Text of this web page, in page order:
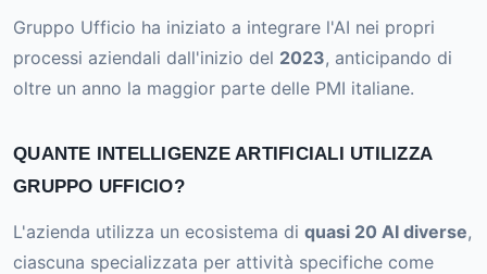
Gruppo Ufficio ha iniziato a integrare l'AI nei propri
processi aziendali dall'inizio del 2023, anticipando di
oltre un anno la maggior parte delle PMI italiane.
QUANTE INTELLIGENZE ARTIFICIALI UTILIZZA
GRUPPO UFFICIO?
L'azienda utilizza un ecosistema di quasi 20 AI diverse,
ciascuna specializzata per attività specifiche come